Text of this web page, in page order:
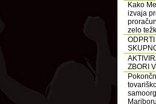
Kako
izvaja
zelo
ZBORI
Mariboru